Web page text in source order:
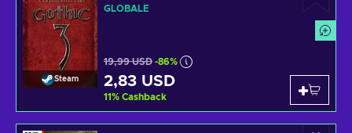
Steam
GLOBALE
19,99 USD -86%
2,83 USD
11% Cashback